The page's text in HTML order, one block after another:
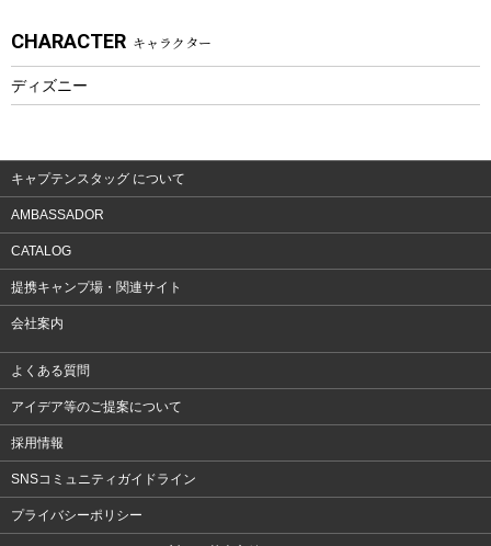
ウェア、タオル
ウェア
CHARACTER キャラクター
ディズニー
キャプテンスタッグ について
AMBASSADOR
CATALOG
提携キャンプ場・関連サイト
会社案内
よくある質問
アイデア等のご提案について
採用情報
SNSコミュニティガイドライン
プライバシーポリシー